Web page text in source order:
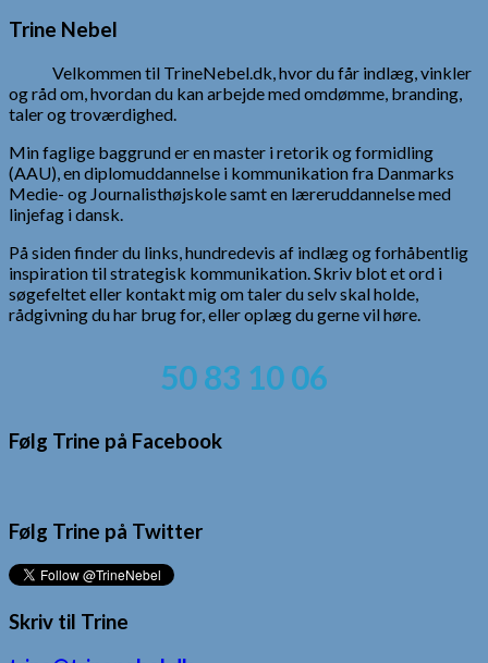
Trine Nebel
Velkommen til TrineNebel.dk, hvor du får indlæg, vinkler
og råd om, hvordan du kan arbejde med omdømme, branding,
taler og troværdighed.
Min faglige baggrund er en master i retorik og formidling
(AAU), en diplomuddannelse i kommunikation fra Danmarks
Medie- og Journalisthøjskole samt en læreruddannelse med
linjefag i dansk.
På siden finder du links, hundredevis af indlæg og forhåbentlig
inspiration til strategisk kommunikation. Skriv blot et ord i
søgefeltet eller kontakt mig om taler du selv skal holde,
rådgivning du har brug for, eller oplæg du gerne vil høre.
50 83 10 06
Følg Trine på Facebook
Følg Trine på Twitter
Skriv til Trine